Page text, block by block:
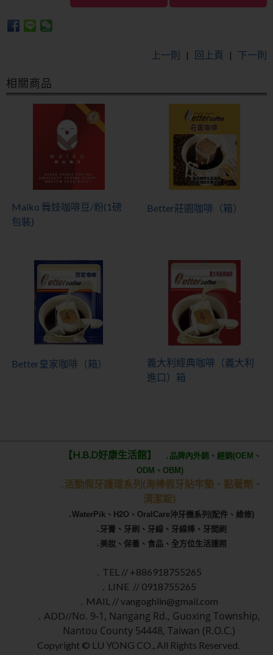
上一則 | 回上頁 | 下一則
相關商品
Maiko 舞妓咖啡豆/粉(1磅
包裝)
Better莊園咖啡（箱）
Better皇家咖啡（箱）
義大利經典咖啡（義大利
進口）箱
【H.B.D好康生活館】
․品牌內外銷、經銷(OEM、
ODM、OBM)
․活動假牙護理系列(海棒假牙貼牢墊、黏著劑、
清潔錠)
․WaterPik、H2O、OralCare沖牙機系列(配件、維修)
․牙膏、牙刷、牙線、牙線棒、牙間刷
․美妝、保養、食品、全方位生活護照
․ TEL // +886918755265
․ LINE // 0918755265
․ MAIL // vangoghlin@gmail.com
․ ADD//No. 9-1, Nangang Rd., Guoxing Township,
Nantou County 54448, Taiwan (R.O.C.)
Copyright © LU YONG CO., All Rights Reserved.